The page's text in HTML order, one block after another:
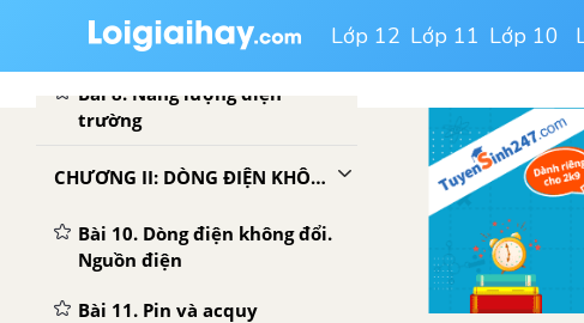
Lớp 12 Lớp 11 Lớp 10
Bài 7. Tụ điện
Bài 8. Năng lượng điện
trường
CHƯƠNG II: DÒNG ĐIỆN KHÔNG ĐỔL
Bài 10. Dòng điện không đổi.
Nguồn điện
Bài 11. Pin và acquy